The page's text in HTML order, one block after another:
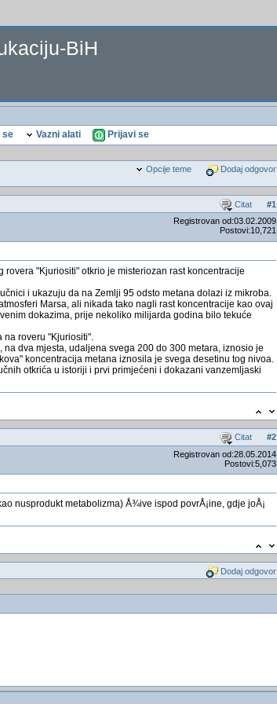
BiH
se Vazni alati Prijavi se
Opcije teme Dodaj odgovor
Citat #1
Registrovan od:03.02.2009
Postovi:10,721
"Kjuriositi" otkrio je misteriozan rast koncentracije
i ukazuju da na Zemlji 95 odsto metana dolazi iz mikroba.
Marsa, ali nikada tako nagli rast koncentracije kao ovaj
dokazima, prije nekoliko milijarda godina bilo tekuće
roveru "Kjuriositi".
dva mjesta, udaljena svega 200 do 300 metara, iznosio je
koncentracija metana iznosila je svega desetinu tog nivoa.
otkrića u istoriji i prvi primjećeni i dokazani vanzemljaski
Citat #2
Registrovan od:28.05.2014
Postovi:5,073
nusprodukt metabolizma) Å¾ive ispod povrÅ¡ine, gdje joÅ¡
Dodaj odgovor